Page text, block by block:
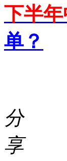
下半
单？
分
享